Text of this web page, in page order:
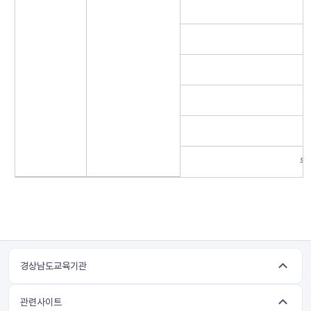
경상남도교육기관
관련사이트